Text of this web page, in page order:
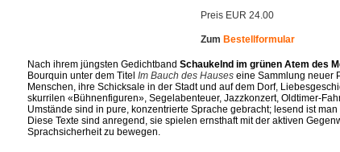
Preis EUR 24.00
Zum Bestellformular
Nach ihrem jüngsten Gedichtband Schaukelnd im grünen Atem des
Bourquin unter dem Titel Im Bauch des Hauses eine Sammlung neuer
Menschen, ihre Schicksale in der Stadt und auf dem Dorf,
skurrilen «Bühnenfiguren», Segelabenteuer, Jazzkonzert, Oldtimer-
Umstände sind in pure, konzentrierte Sprache gebracht; lesend ist man
Diese Texte sind anregend, sie spielen ernsthaft mit der aktiven
Sprachsicherheit zu bewegen.